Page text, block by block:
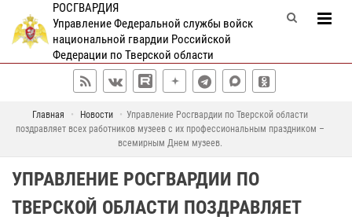
РОСГВАРДИЯ
Управление Федеральной службы войск
национальной гвардии Российской
Федерации по Тверской области
Главная Новости
Управление Росгвардии по Тверской области
поздравляет всех работников музеев с их профессиональным праздником –
всемирным Днем музеев.
УПРАВЛЕНИЕ РОСГВАРДИИ ПО
ТВЕРСКОЙ ОБЛАСТИ ПОЗДРАВЛЯЕТ